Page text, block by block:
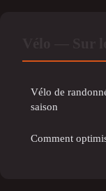
Vélo de
saison
Comment